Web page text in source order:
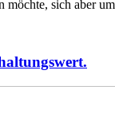
möchte, sich aber